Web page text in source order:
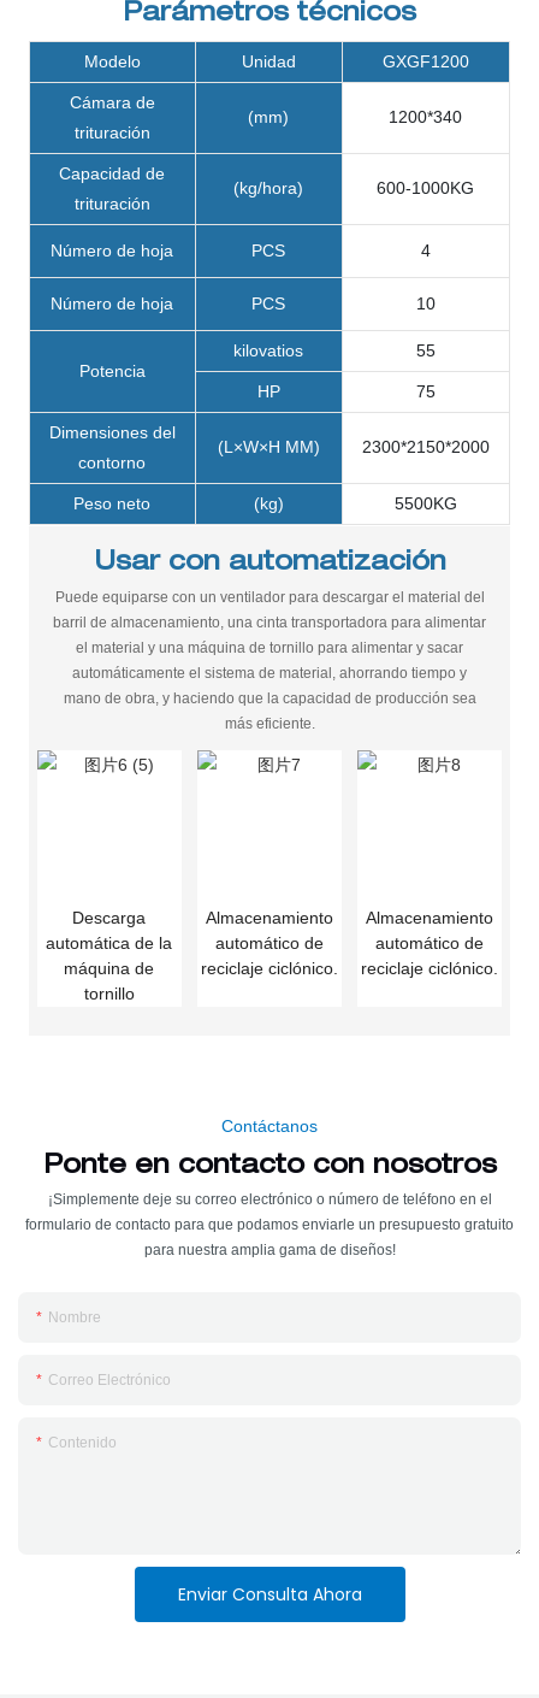
Parámetros técnicos
Modelo Unidad GXGF1200
Cámara de
trituración
(mm) 1200*340
Capacidad de
trituración
(kg/hora) 600-1000KG
Número de hoja PCS 4
Número de hoja PCS 10
Potencia
kilovatios 55
HP 75
Dimensiones del
contorno
(L×W×H MM) 2300*2150*2000
Peso neto (kg) 5500KG
Usar con automatización
Puede equiparse con un ventilador para descargar el material del
barril de almacenamiento, una cinta transportadora para alimentar
el material y una máquina de tornillo para alimentar y sacar
automáticamente el sistema de material, ahorrando tiempo y
mano de obra, y haciendo que la capacidad de producción sea
más eficiente.
Descarga
automática de la
máquina de
tornillo
Almacenamiento
automático de
reciclaje ciclónico.
Almacenamiento
automático de
reciclaje ciclónico.
Contáctanos
Ponte en contacto con nosotros
¡Simplemente deje su correo electrónico o número de teléfono en el
formulario de contacto para que podamos enviarle un presupuesto gratuito
para nuestra amplia gama de diseños!
Nombre
Correo Electrónico
Contenido
Enviar Consulta Ahora